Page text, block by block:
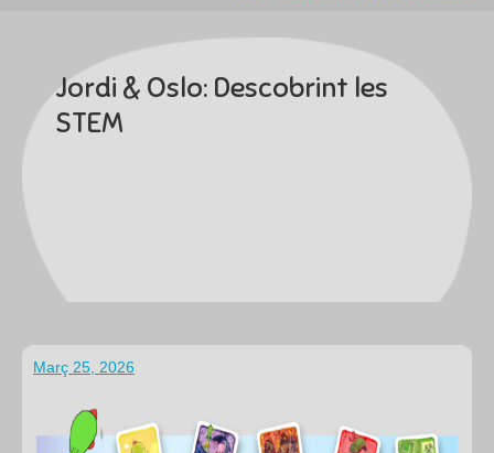
Jordi & Oslo: Descobrint les
STEM
Març 25, 2026